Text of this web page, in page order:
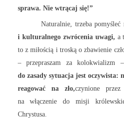
sprawa. Nie wtrącaj się!”
Naturalnie, trzeba pomyśleć
i kulturalnego zwrócenia uwagi, a
to z miłością i troską o zbawienie
– przepraszam za kolokwializm
do zasady sytuacja jest oczywista:
reagować na zło,czynione
na włączenie do misji
Chrystusa.